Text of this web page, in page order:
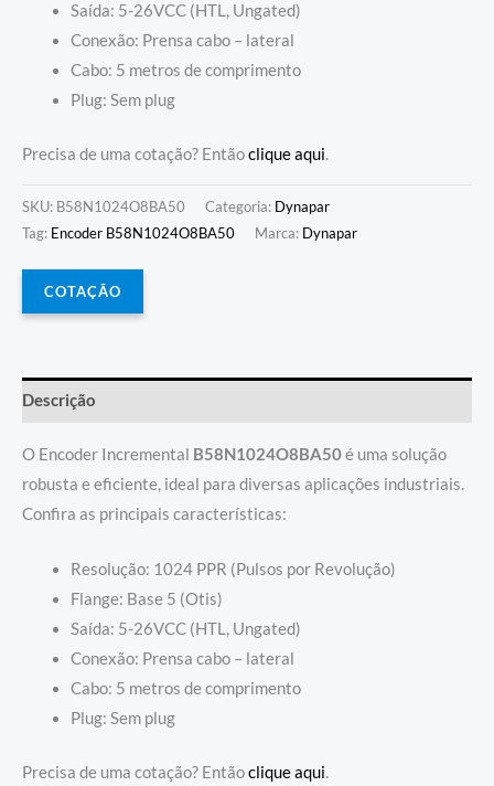
Saída: 5-26VCC (HTL, Ungated)
Conexão: Prensa cabo – lateral
Cabo: 5 metros de comprimento
Plug: Sem plug
Precisa de uma cotação? Entãoclique aqui.
SKU: B58N1024O8BA50 Categoria: Dynapar
Tag: Encoder B58N1024O8BA50 Marca: Dynapar
COTAÇÃO
Descrição
O Encoder Incremental B58N1024O8BA50é uma solução
robusta e eficiente, ideal para diversas aplicações industriais.
Confira as principais características:
Resolução: 1024 PPR (Pulsos por Revolução)
Flange: Base 5 (Otis)
Saída: 5-26VCC (HTL, Ungated)
Conexão: Prensa cabo – lateral
Cabo: 5 metros de comprimento
Plug: Sem plug
Precisa de uma cotação? Entãoclique aqui.